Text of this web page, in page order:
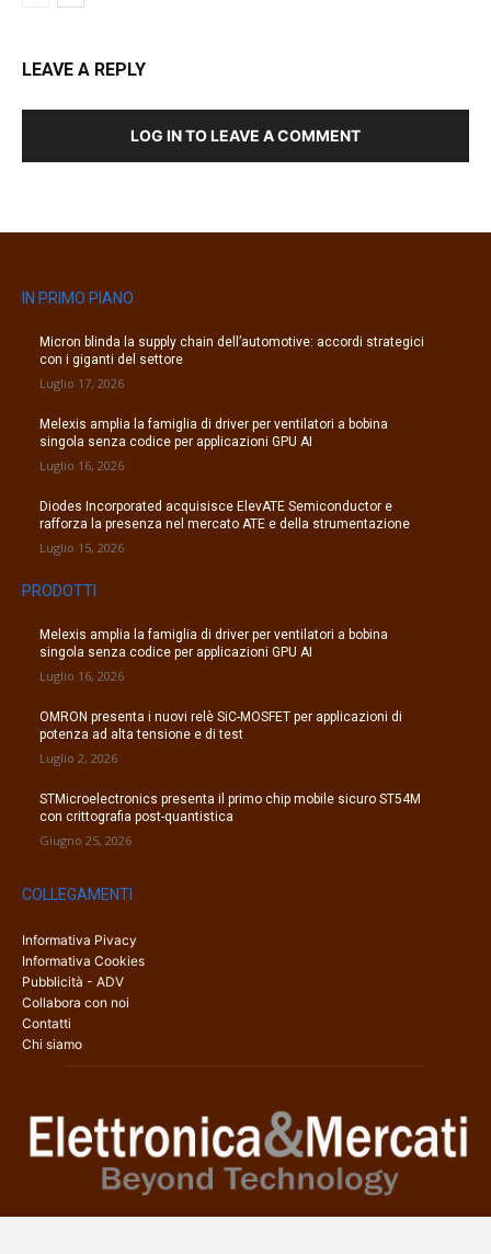
LEAVE A REPLY
LOG IN TO LEAVE A COMMENT
IN PRIMO PIANO
Micron blinda la supply chain dell’automotive: accordi strategici
con i giganti del settore
Luglio 17, 2026
Melexis amplia la famiglia di driver per ventilatori a bobina
singola senza codice per applicazioni GPU AI
Luglio 16, 2026
Diodes Incorporated acquisisce ElevATE Semiconductor e
rafforza la presenza nel mercato ATE e della strumentazione
Luglio 15, 2026
PRODOTTI
Melexis amplia la famiglia di driver per ventilatori a bobina
singola senza codice per applicazioni GPU AI
Luglio 16, 2026
OMRON presenta i nuovi relè SiC-MOSFET per applicazioni di
potenza ad alta tensione e di test
Luglio 2, 2026
STMicroelectronics presenta il primo chip mobile sicuro ST54M
con crittografia post-quantistica
Giugno 25, 2026
COLLEGAMENTI
Informativa Pivacy
Informativa Cookies
Pubblicità - ADV
Collabora con noi
Contatti
Chi siamo